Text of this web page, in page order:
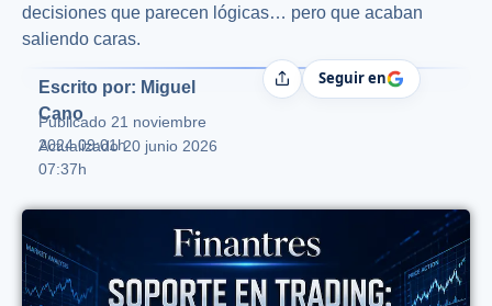
decisiones que parecen lógicas… pero que acaban
saliendo caras.
Escrito por: Miguel
Cano
Publicado 21 noviembre
2024 09:01h
Actualizado 20 junio 2026
07:37h
CompartirSeguir en